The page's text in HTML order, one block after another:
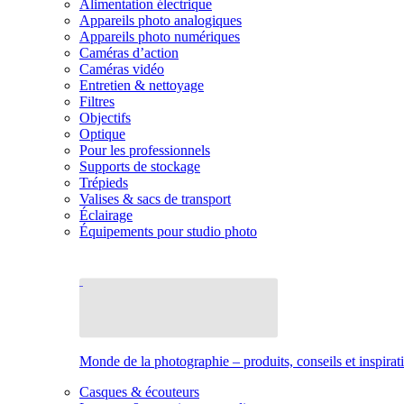
Alimentation électrique
Appareils photo analogiques
Appareils photo numériques
Caméras d’action
Caméras vidéo
Entretien & nettoyage
Filtres
Objectifs
Optique
Pour les professionnels
Supports de stockage
Trépieds
Valises & sacs de transport
Éclairage
Équipements pour studio photo
Monde de la photographie – produits, conseils et
Casques & écouteurs